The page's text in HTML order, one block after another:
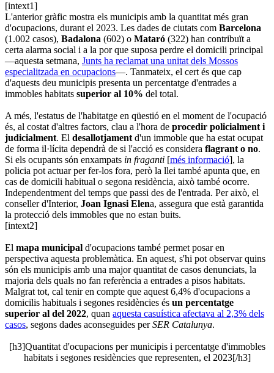
[intext1]
L'anterior gràfic mostra els municipis amb la quantitat més gran
d'ocupacions, durant el 2023. Les dades de ciutats com Barcelona
(1.002 casos), Badalona (602) o Mataró (322) han contribuït a
certa alarma social i a la por que suposa perdre el domicili principal
—aquesta setmana, Junts ha reclamat una unitat dels Mossos
especialitzada en ocupacions—. Tanmateix, el cert és que cap
d'aquests deu municipis presenta un percentatge d'entrades a
immobles habitats superior al 10% del total.
A més, l'estatus de l'habitatge en qüestió en el moment de l'ocupació
és, al costat d'altres factors, clau a l'hora de procedir policialment i
judicialment. El desallotjament d'un immoble que ha estat ocupat
de forma il·lícita dependrà de si l'acció es considera flagrant o no.
Si els ocupants són enxampats in fraganti [més informació], la
policia pot actuar per fer-los fora, però la llei també apunta que, en
cas de domicili habitual o segona residència, això també ocorre.
Independentment del temps que passi des de l'entrada. Per això, el
conseller d'Interior, Joan Ignasi Elena, assegura que està garantida
la protecció dels immobles que no estan buits.
[intext2]
El mapa municipal d'ocupacions també permet posar en
perspectiva aquesta problemàtica. En aquest, s'hi pot observar quins
són els municipis amb una major quantitat de casos denunciats, la
majoria dels quals no fan referència a entrades a pisos habitats.
Malgrat tot, cal tenir en compte que aquest 6,4% d'ocupacions a
domicilis habituals i segones residències és un percentatge
superior al del 2022, quan aquesta casuística afectava al 2,3% dels
casos, segons dades aconseguides perSER Catalunya.
[h3]Quantitat d'ocupacions per municipis i percentatge d'immobles
habitats i segones residències que representen, el 2023[/h3]